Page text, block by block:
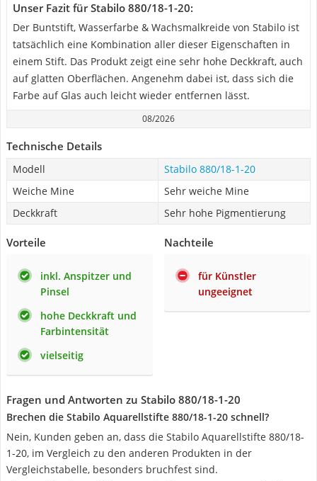
Unser Fazit für Stabilo 880/18-1-20:
Der Buntstift, Wasserfarbe & Wachsmalkreide von Stabilo ist
tatsächlich eine Kombination aller dieser Eigenschaften in
einem Stift. Das Produkt zeigt eine sehr hohe Deckkraft, auch
auf glatten Oberflächen. Angenehm dabei ist, dass sich die
Farbe auf Glas auch leicht wieder entfernen lässt.
08/2026
Technische Details
Modell
Stabilo 880/18-1-20
Weiche Mine
Sehr weiche Mine
Deckkraft
Sehr hohe Pigmentierung
Vorteile
inkl. Anspitzer und
Pinsel
hohe Deckkraft und
Farbintensität
vielseitig
Nachteile
für Künstler
ungeeignet
Fragen und Antworten zu Stabilo 880/18-1-20
Brechen die Stabilo Aquarellstifte ‎880/18-1-20 schnell?
Nein, Kunden geben an, dass die Stabilo Aquarellstifte ‎880/18-
1-20, im Vergleich zu den anderen Produkten in der
Vergleichstabelle, besonders bruchfest sind.